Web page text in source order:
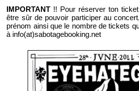
IMPORTANT !! Pour réserver ton
être sûr de pouvoir participer au
prénom ainsi que le nombre de tickets
à info(at)sabotagebooking.net